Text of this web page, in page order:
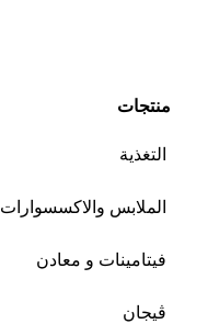
منتجات
التغذية
الملابس والاكسسوارات
فيتامينات و معادن
ڤيجان